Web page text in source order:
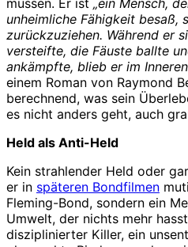
unheimliche Fähigkeit besaß,
zurückzuziehen. Während er
versteifte, die Fäuste ballte
ankämpfte, blieb er im
einem Roman von Raymond
berechnend, was sein
es nicht anders geht, auch
Held als Anti-Held
Kein strahlender Held oder
er in späteren Bondfilmen
Fleming-Bond, sondern ein
Umwelt, der nichts mehr
disziplinierter Killer, ein